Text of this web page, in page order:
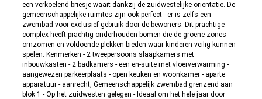
een verkoelend briesje waait dankzij de zuidwestelijke oriëntatie. De
gemeenschappelijke ruimtes zijn ook perfect - er is zelfs een
zwembad voor exclusief gebruik door de bewoners. Dit prachtige
complex heeft prachtig onderhouden bomen die de groene zones
omzomen en voldoende plekken bieden waar kinderen veilig kunnen
spelen. Kenmerken - 2 tweepersoons slaapkamers met
inbouwkasten - 2 badkamers - een en-suite met vloerverwarming -
aangewezen parkeerplaats - open keuken en woonkamer - aparte
apparatuur - aanrecht, Gemeenschappelijk zwembad grenzend aan
blok 1 - Op het zuidwesten gelegen - Ideaal om het hele jaar door